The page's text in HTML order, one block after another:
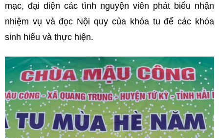
mạc, đại diện các tình nguyện viên phát biểu nhận
nhiệm vụ và đọc Nội quy của khóa tu để các khóa
sinh hiểu và thực hiện.